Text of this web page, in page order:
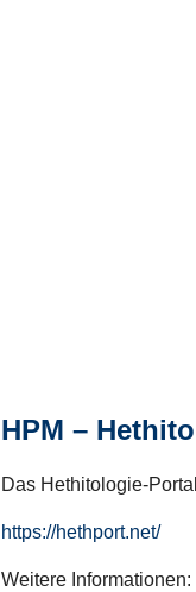
HPM –
Das Hethitologie-
https://hethport.net/
Weitere Informationen: